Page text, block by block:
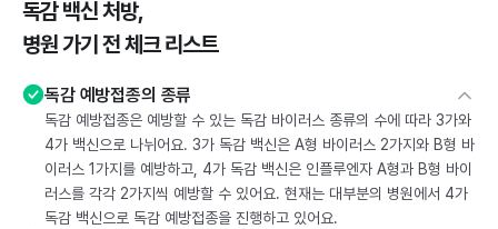
독감 백신 처방,
병원 가기 전 체크 리스트
독감 예방접종의 종류
독감 예방접종은 예방할 수 있는 독감 바이러스 종류의 수에 따라 3가와
4가 백신으로 나뉘어요. 3가 독감 백신은 A형 바이러스 2가지와 B형 바
이러스 1가지를 예방하고, 4가 독감 백신은 인플루엔자 A형과 B형 바이
러스를 각각 2가지씩 예방할 수 있어요. 현재는 대부분의 병원에서 4가
독감 백신으로 독감 예방접종을 진행하고 있어요.